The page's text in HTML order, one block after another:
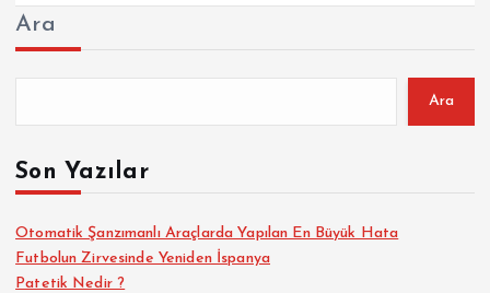
Ara
Ara
Son Yazılar
Otomatik Şanzımanlı Araçlarda Yapılan En Büyük Hata
Futbolun Zirvesinde Yeniden İspanya
Patetik Nedir ?